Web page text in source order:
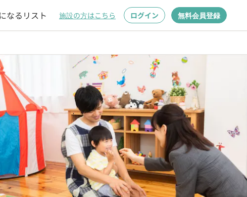
なるリスト 施設の方はこちら ログイン 無料会員登録